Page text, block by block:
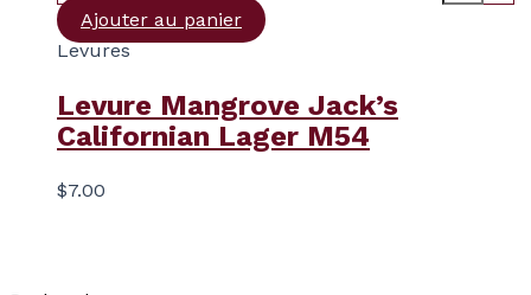
Ajouter au panier
Levures
Levure Mangrove Jack’s
Californian Lager M54
$7.00